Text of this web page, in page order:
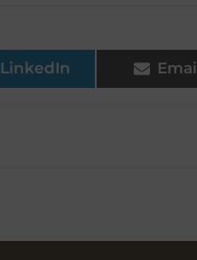
LinkedIn Email